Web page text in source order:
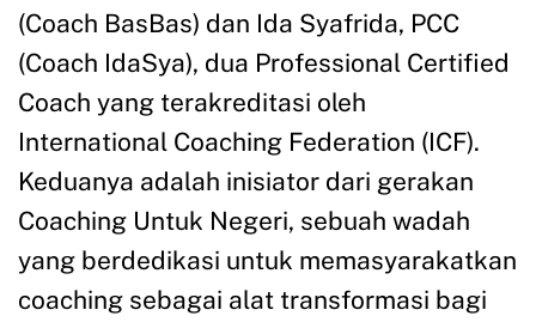
(Coach BasBas) dan Ida Syafrida, PCC
(Coach IdaSya), dua Professional Certified
Coach yang terakreditasi oleh
International Coaching Federation (ICF).
Keduanya adalah inisiator dari gerakan
Coaching Untuk Negeri, sebuah wadah
yang berdedikasi untuk memasyarakatkan
coaching sebagai alat transformasi bagi